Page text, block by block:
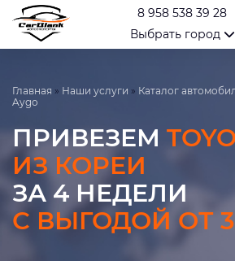
8 958 538 39 28
Выбрать город
Главная » Наши услуги » Каталог
Aygo
ПРИВЕЗЕМ
ИЗ КОРЕИ
ЗА 4 НЕДЕЛИ
С ВЫГОДОЙ ОТ